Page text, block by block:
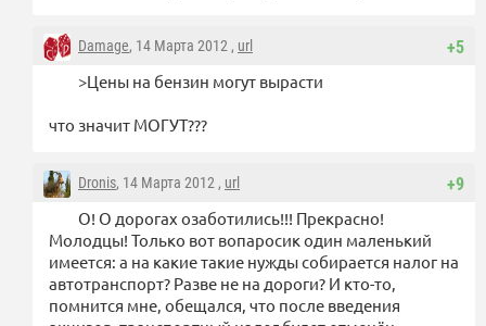
+5
Damage, 14 Марта 2012 , url
>Цены на бензин могут вырасти
что значит МОГУТ???
+9
Dronis, 14 Марта 2012 , url
О! О дорогах озаботились!!! Прекрасно!
Молодцы! Только вот вопаросик один маленький
имеется: а на какие такие нужды собирается налог на
автотранспорт? Разве не на дороги? И кто-то,
помнится мне, обещался, что после введения